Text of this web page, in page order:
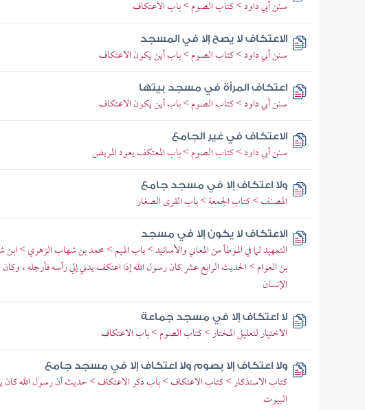
سنن أبي داود > كتاب الصوم > باب الاعتكاف
الاعتكاف لا يصح إلا في المسجد
سنن أبي داود > كتاب الصوم > باب أين يكون الاعتكاف
اعتكاف المرأة في مسجد بيتها
سنن أبي داود > كتاب الصوم > باب أين يكون الاعتكاف
الاعتكاف في غير الجامع
سنن أبي داود > كتاب الصوم > باب المعتكف يعود المريض
ولا اعتكاف إلا في مسجد جامع
المصنف > كتاب الجمعة > باب القرى الصغار
الاعتكاف لا يكون إلا في مسجد
التمهيد لما في الموطأ من المعاني والأسانيد > باب الميم > محمد بن شهاب الزهري >
بن العوام > الحديث الرابع عشر كان رسول الله إذا اعتكف يدني إلي رأسه فأرجله ،
الإنسان
لا اعتكاف إلا في مسجد جماعة
الاختيار لتعليل المختار > كتاب الصوم > باب الاعتكاف
ولا اعتكاف إلا بصوم ولا اعتكاف إلا في مسجد جامع
كتاب الاستذكار > كتاب الاعتكاف > باب ذكر الاعتكاف > حديث أن رسول الله كان
البيوت